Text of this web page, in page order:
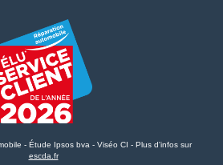
- Étude Ipsos bva - Viséo CI - Plus d'infos sur
escda.fr